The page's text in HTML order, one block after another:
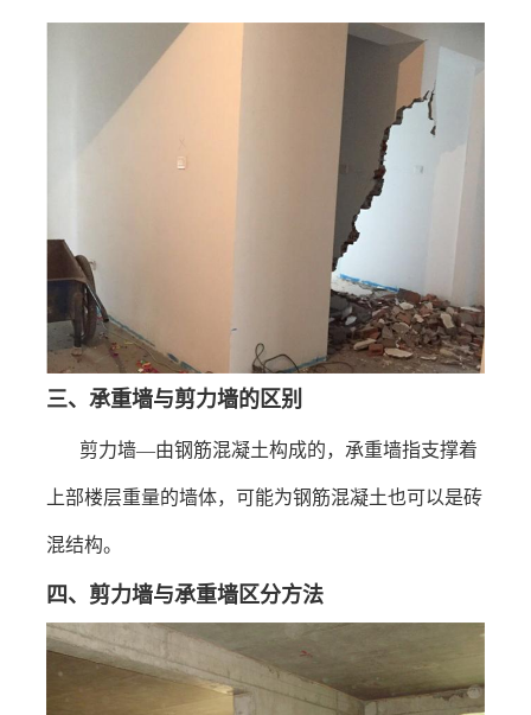
三、 承重墙与剪力墙的区别
剪力墙—由钢筋混凝土构成的，承重墙指支撑着
上部楼层重量的墙体，可能为钢筋混凝土也可以是砖
混结构。
四 、 剪力墙与承重墙区分方法